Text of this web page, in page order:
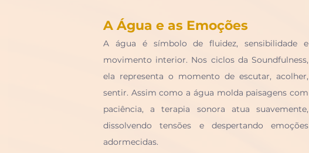
A Água e as Emoções
A água é símbolo de fluidez, sensibilidade e
movimento interior. Nos ciclos da Soundfulness,
ela representa o momento de escutar, acolher,
sentir. Assim como a água molda paisagens com
paciência, a terapia sonora atua suavemente,
dissolvendo tensões e despertando emoções
adormecidas.